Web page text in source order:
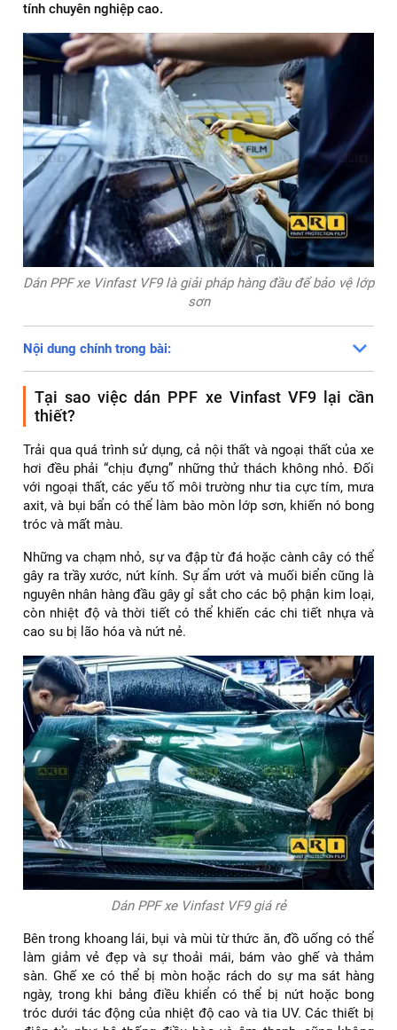
tính chuyên nghiệp cao.
Dán PPF xe Vinfast VF9 là giải pháp hàng đầu để bảo vệ lớp
sơn
Nội dung chính trong bài:
Tại sao việc dán PPF xe Vinfast VF9 lại cần
thiết?
Trải qua quá trình sử dụng, cả nội thất và ngoại thất của xe
hơi đều phải “chịu đựng” những thử thách không nhỏ. Đối
với ngoại thất, các yếu tố môi trường như tia cực tím, mưa
axit, và bụi bẩn có thể làm bào mòn lớp sơn, khiến nó bong
tróc và mất màu.
Những va chạm nhỏ, sự va đập từ đá hoặc cành cây có thể
gây ra trầy xước, nứt kính. Sự ẩm ướt và muối biển cũng là
nguyên nhân hàng đầu gây gỉ sắt cho các bộ phận kim loại,
còn nhiệt độ và thời tiết có thể khiến các chi tiết nhựa và
cao su bị lão hóa và nứt nẻ.
Dán PPF xe Vinfast VF9 giá rẻ
Bên trong khoang lái, bụi và mùi từ thức ăn, đồ uống có thể
làm giảm vẻ đẹp và sự thoải mái, bám vào ghế và thảm
sàn. Ghế xe có thể bị mòn hoặc rách do sự ma sát hàng
ngày, trong khi bảng điều khiển có thể bị nứt hoặc bong
tróc dưới tác động của nhiệt độ cao và tia UV. Các thiết bị